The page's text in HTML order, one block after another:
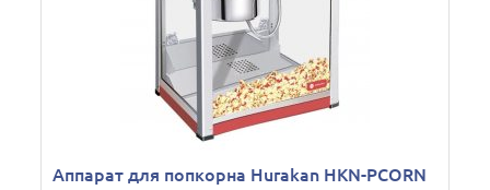
Аппарат для попкорна Hurakan HKN-PCORN